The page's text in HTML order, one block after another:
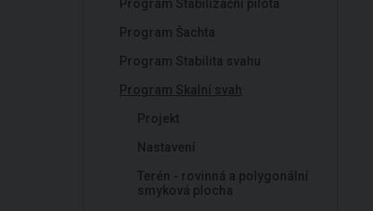
Program Stabilizační pilota
Program Šachta
Program Stabilita svahu
Program Skalní svah
Projekt
Nastavení
Terén - rovinná a polygonální
smyková plocha